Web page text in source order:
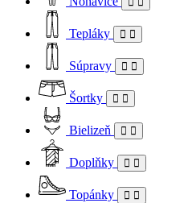
Tepláky
Súpravy
Šortky
Bielizeň
Doplňky
Topánky